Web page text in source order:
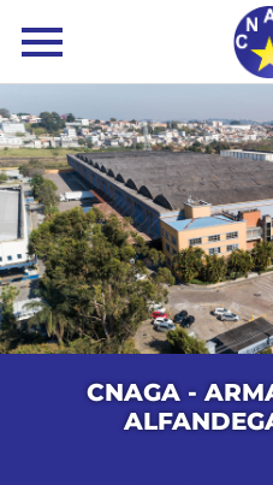
CNAGA -